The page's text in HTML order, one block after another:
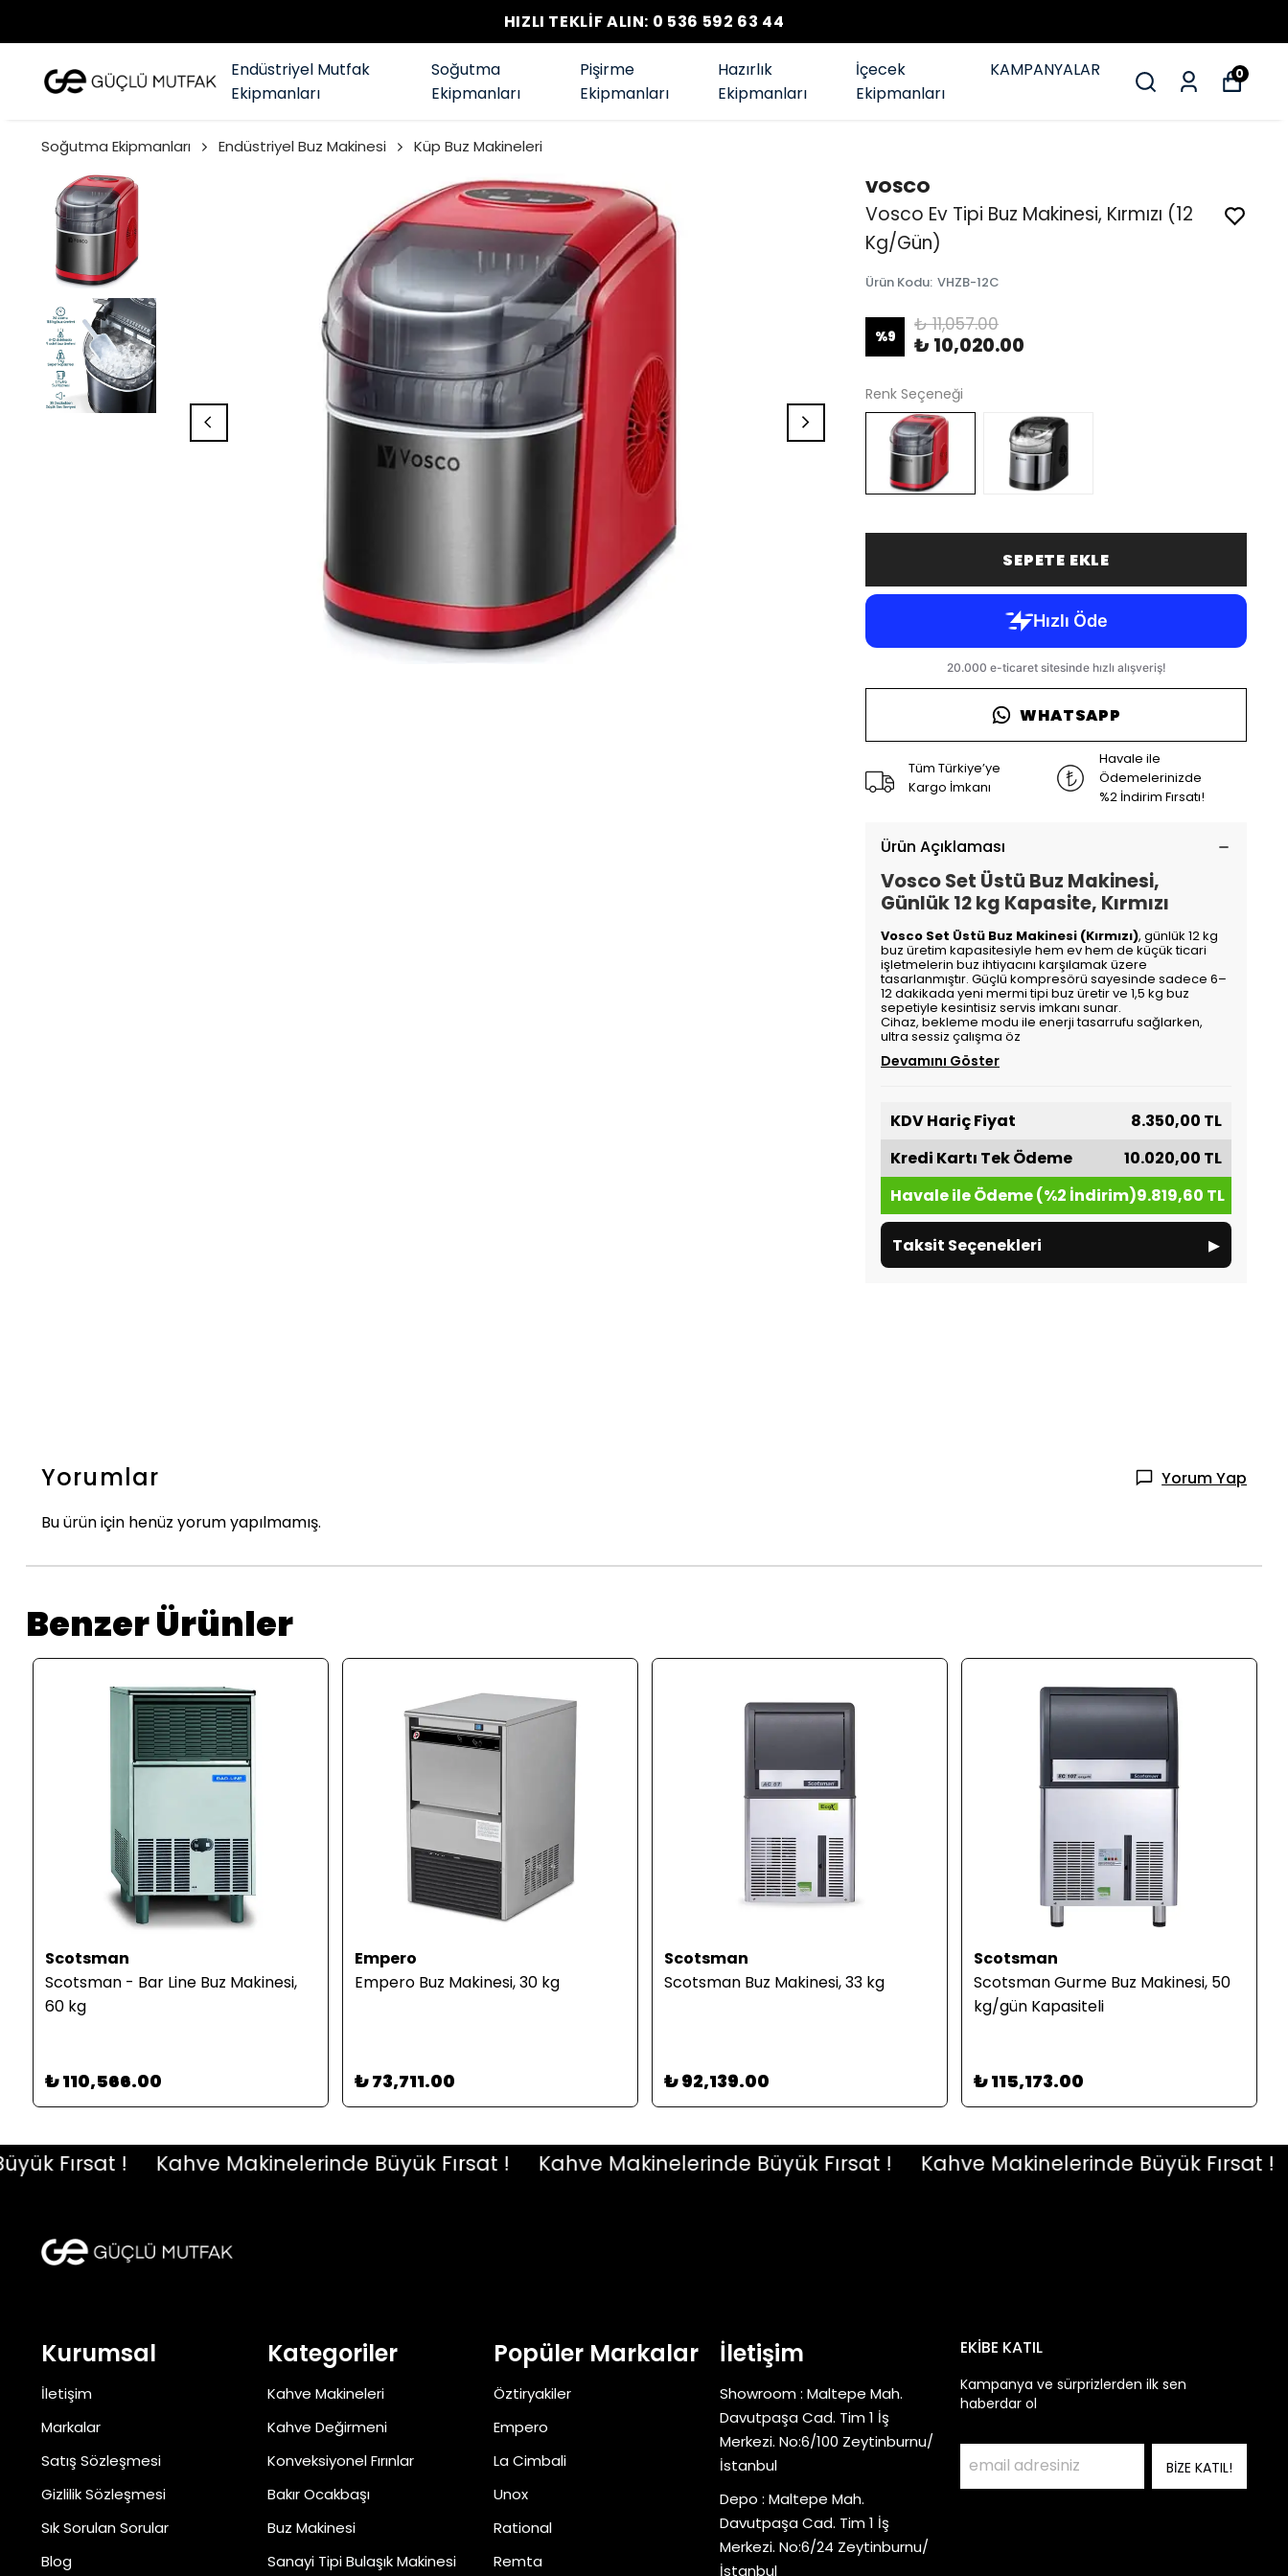
HIZLI TEKLİF ALIN: 0 536 592 63 44
Endüstriyel Mutfak
Ekipmanları
Soğutma
Ekipmanları
Pişirme
Ekipmanları
Hazırlık
Ekipmanları
İçecek
Ekipmanları
KAMPANYALAR 0
Soğutma Ekipmanları Endüstriyel Buz Makinesi Küp Buz Makineleri
VOSCO
Vosco Ev Tipi Buz Makinesi, Kırmızı (12
Kg/Gün)
Ürün Kodu: VHZB-12C
%9
₺ 11,057.00
₺ 10,020.00
Renk Seçeneği
SEPETE EKLE
WHATSAPP
Tüm Türkiye’ye
Kargo İmkanı
Havale ile
Ödemelerinizde
%2 İndirim Fırsatı!
Ürün Açıklaması
Vosco Set Üstü Buz Makinesi,
Günlük 12 kg Kapasite, Kırmızı
Vosco Set Üstü Buz Makinesi (Kırmızı), günlük 12 kg
buz üretim kapasitesiyle hem ev hem de küçük ticari
işletmelerin buz ihtiyacını karşılamak üzere
tasarlanmıştır. Güçlü kompresörü sayesinde sadece 6–
12 dakikada yeni mermi tipi buz üretir ve 1,5 kg buz
sepetiyle kesintisiz servis imkanı sunar.
Cihaz, bekleme modu ile enerji tasarrufu sağlarken,
ultra sessiz çalışma öz
Devamını Göster
KDV Hariç Fiyat
8.350,00 TL
Kredi Kartı Tek Ödeme
10.020,00 TL
Havale ile Ödeme (%2 İndirim)9.819,60 TL
Taksit Seçenekleri ▸
Yorumlar Yorum Yap
Bu ürün için henüz yorum yapılmamış.
Benzer Ürünler
Scotsman
Scotsman - Bar Line Buz Makinesi,
60 kg
₺ 110,566.00
Empero
Empero Buz Makinesi, 30 kg
₺ 73,711.00
Scotsman
Scotsman Buz Makinesi, 33 kg
₺ 92,139.00
Scotsman
Scotsman Gurme Buz Makinesi, 50
kg/gün Kapasiteli
₺ 115,173.00
Fırsat ! Kahve Makinelerinde Büyük Fırsat ! Kahve Makinelerinde Büyük Fırsat ! Kahve Makinelerinde Büyük Fırsat !
Kurumsal
İletişim
Markalar
Satış Sözleşmesi
Gizlilik Sözleşmesi
Sık Sorulan Sorular
Blog
Kategoriler
Kahve Makineleri
Kahve Değirmeni
Konveksiyonel Fırınlar
Bakır Ocakbaşı
Buz Makinesi
Sanayi Tipi Bulaşık Makinesi
Popüler Markalar
Öztiryakiler
Empero
La Cimbali
Unox
Rational
Remta
İletişim
Showroom : Maltepe Mah.
Davutpaşa Cad. Tim 1 İş
Merkezi. No:6/100 Zeytinburnu/
İstanbul
Depo : Maltepe Mah.
Davutpaşa Cad. Tim 1 İş
Merkezi. No:6/24 Zeytinburnu/
İstanbul
EKİBE KATIL
Kampanya ve sürprizlerden ilk sen
haberdar ol
BİZE KATIL!